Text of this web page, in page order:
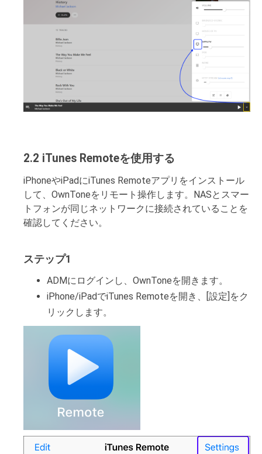
2.2 iTunes Remoteを使用する
iPhoneやiPadにiTunes Remoteアプリをインストール
して、OwnToneをリモート操作します。NASとスマー
トフォンが同じネットワークに接続されていることを
確認してください。
ステップ1
ADMにログインし、OwnToneを開きます。
iPhone/iPadでiTunes Remoteを開き、[設定]をク
リックします。